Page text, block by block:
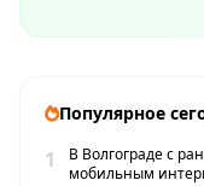
Популярное
1
В Волгограде с
мобильным